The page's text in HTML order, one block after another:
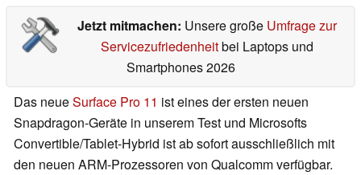
Jetzt mitmachen: Unsere große Umfrage zur
Servicezufriedenheitbei Laptops und
Smartphones 2026
Das neueSurface Pro 11 ist eines der ersten neuen
Snapdragon-Geräte in unserem Test und Microsofts
Convertible/Tablet-Hybrid ist ab sofort ausschließlich mit
den neuen ARM-Prozessoren von Qualcomm verfügbar.